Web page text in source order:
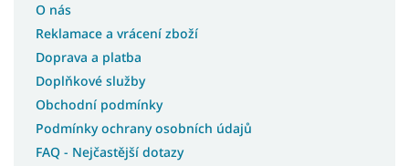
O nás
Reklamace a vrácení zboží
Doprava a platba
Doplňkové služby
Obchodní podmínky
Podmínky ochrany osobních údajů
FAQ - Nejčastější dotazy